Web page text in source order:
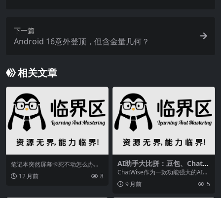
下一篇
Android 16意外登顶，但含金量几何？
相关文章
笔记本突然屏幕卡死不动怎么办？
本文将详细解析导致笔记本屏幕卡
死的原因，并提供实用...
12 月前 8
AI助手大比拼：豆包、ChatG
PT、通义千问，谁才是专业之
选？
ChatWise作为一款功能强大的AI聊
天工具，因其响应速度快、配置便
捷而备受用...
9 月前 5